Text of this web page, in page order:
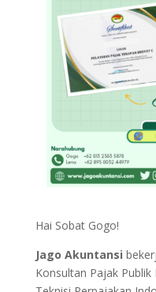
Hai Sobat Gogo!
Jago Akuntansi
Konsultan Pajak Publik